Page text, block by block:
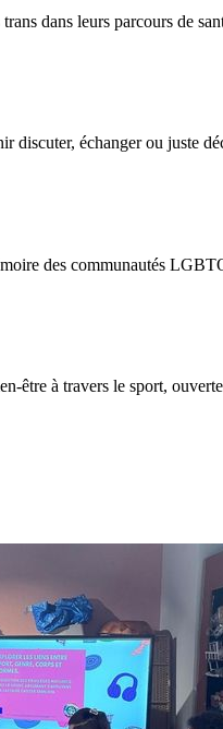
dans leurs parcours de
discuter, échanger ou juste
des communautés
être à travers le sport,